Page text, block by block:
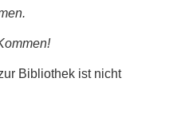
Bibliothek ist nicht